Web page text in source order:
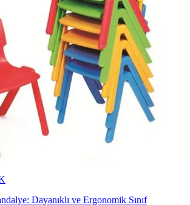
Dayanıklı ve Ergonomik Sınıf